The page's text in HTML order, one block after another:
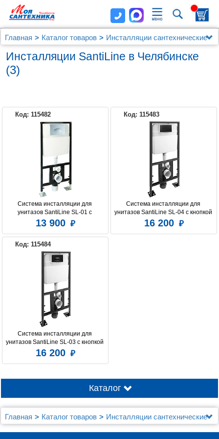
Главная Каталог товаров
Инсталляции сантехнические
Инсталляции SantiLine
Инсталляции SantiLine в Челябинске
(3)
Код: 115482
Система инсталляции для
унитазов SantiLine SL-01 с
овальной кнопкой смыва
13 900
Код: 115483
Система инсталляции для
унитазов SantiLine SL-04 с кнопкой
смыва
16 200
Код: 115484
Система инсталляции для
унитазов SantiLine SL-03 с кнопкой
смыва
16 200
Каталог
Главная Каталог товаров
Инсталляции сантехнические
Инсталляции SantiLine